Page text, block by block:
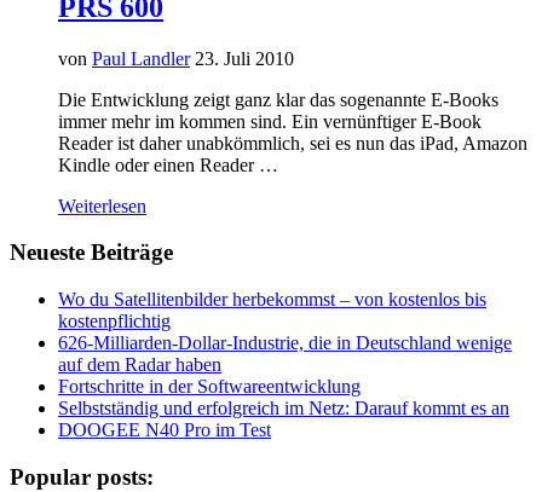
PRS 600
von Paul Landler 23. Juli 2010
Die Entwicklung zeigt ganz klar das sogenannte E-Books
immer mehr im kommen sind. Ein vernünftiger E-Book
Reader ist daher unabkömmlich, sei es nun das iPad, Amazon
Kindle oder einen Reader …
Weiterlesen
Neueste Beiträge
Wo du Satellitenbilder herbekommst – von kostenlos bis
kostenpflichtig
626-Milliarden-Dollar-Industrie, die in Deutschland wenige
auf dem Radar haben
Fortschritte in der Softwareentwicklung
Selbstständig und erfolgreich im Netz: Darauf kommt es an
DOOGEE N40 Pro im Test
Popular posts: